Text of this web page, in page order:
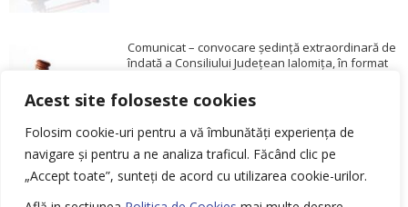
Acest site foloseste cookies
Folosim cookie-uri pentru a vă îmbunătăți experiența de
navigare și pentru a ne analiza traficul. Făcând clic pe
„Accept toate”, sunteți de acord cu utilizarea cookie-urilor.
Comunicat – convocare ședință extraordinară de
îndată a Consiliului Județean Ialomița, în format
30.07.2026
Comunicat – convocare ședință ordinară a
Consiliului Județean Ialomița, în format mixt, în
data de 29.07.2026, ora 14,00
23.07.2026